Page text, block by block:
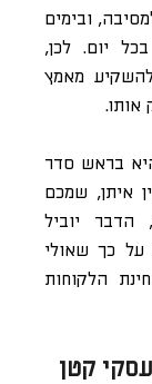
ובימים
יום. לכן,
מאמץ
אותו.
בראש סדר
איתן, שמכם
הדבר יוביל
על כך שאולי
הלקוחות
קטן